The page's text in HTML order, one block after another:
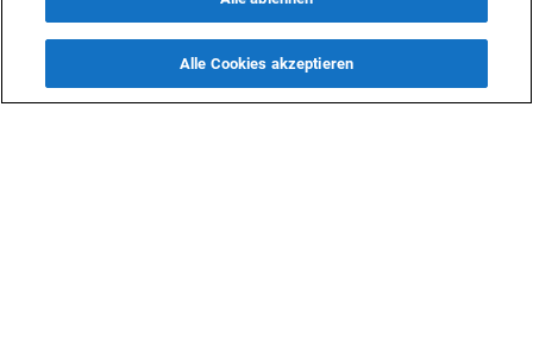
Alle Cookies akzeptieren